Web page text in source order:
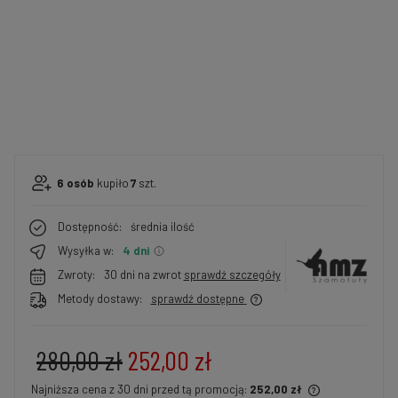
6 osób kupiło7 szt.
Dostępność:
średnia ilość
Wysyłka w:
4 dni
Zwroty:
30 dni na zwrot sprawdź szczegóły
Metody dostawy:
sprawdź dostępne
252,00 zł
280,00 zł
Najniższa cena z 30 dni przed tą promocją: 252,00 zł